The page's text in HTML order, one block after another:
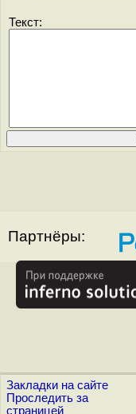
Текст:
Партнёры:
Закладки на сайте
Проследить за
страницей